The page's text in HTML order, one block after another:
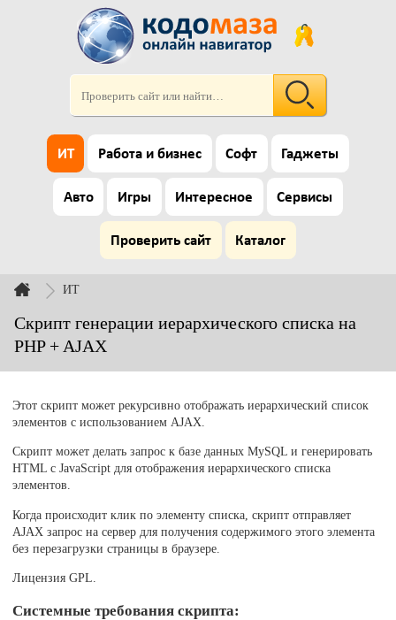
ИТ Работа и бизнес Софт Гаджеты
Авто Игры Интересное Сервисы
Проверить сайт Каталог
ИТ
Скрипт генерации иерархического списка на
PHP + AJAX
Этот скрипт может рекурсивно отображать иерархический список
элементов с использованием AJAX.
Скрипт может делать запрос к базе данных MySQL и генерировать
HTML с JavaScript для отображения иерархического списка
элементов.
Когда происходит клик по элементу списка, скрипт отправляет
AJAX запрос на сервер для получения содержимого этого элемента
без перезагрузки страницы в браузере.
Лицензия GPL.
Системные требования скрипта: